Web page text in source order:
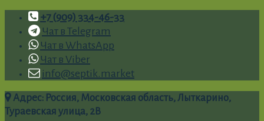
+7 (909) 334-46-33
Чат в Telegram
Чат в WhatsApp
Чат в Viber
info@septik.market
Адрес: Россия, Московская область, Лыткарино,
Тураевская улица, 2В